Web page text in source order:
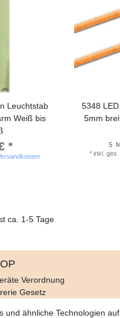
Leuchtstab
Weiß bis
*
5348
5mm
5
*inkl. ges.
ca. 1-5 Tage
Verordnung
Gesetz
und ähnliche Technologien